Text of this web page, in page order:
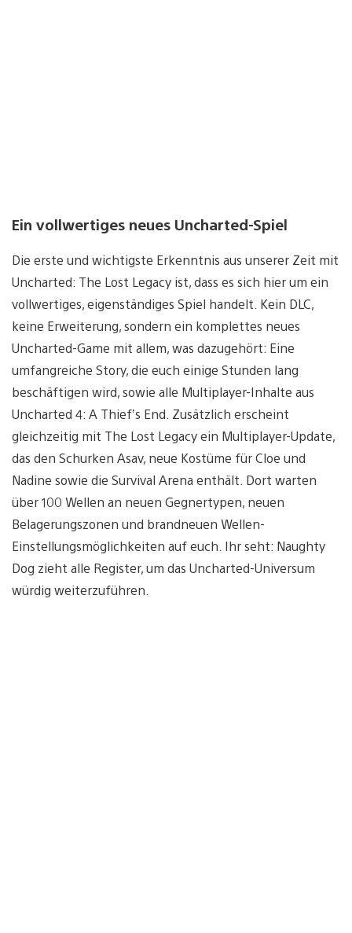
Ein vollwertiges neues Uncharted-Spiel
Die erste und wichtigste Erkenntnis aus unserer Zeit mit
Uncharted: The Lost Legacy ist, dass es sich hier um ein
vollwertiges, eigenständiges Spiel handelt. Kein DLC,
keine Erweiterung, sondern ein komplettes neues
Uncharted-Game mit allem, was dazugehört: Eine
umfangreiche Story, die euch einige Stunden lang
beschäftigen wird, sowie alle Multiplayer-Inhalte aus
Uncharted 4: A Thief’s End. Zusätzlich erscheint
gleichzeitig mit The Lost Legacy ein Multiplayer-Update,
das den Schurken Asav, neue Kostüme für Cloe und
Nadine sowie die Survival Arena enthält. Dort warten
über 100 Wellen an neuen Gegnertypen, neuen
Belagerungszonen und brandneuen Wellen-
Einstellungsmöglichkeiten auf euch. Ihr seht: Naughty
Dog zieht alle Register, um das Uncharted-Universum
würdig weiterzuführen.